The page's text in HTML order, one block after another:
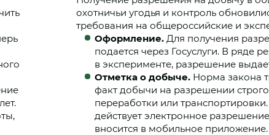
охотничьи угодья и контроль
требования на общероссийские и
Оформление. Для получения
подается через Госуслуги. В ряде
в эксперименте, разрешение
Отметка о добыче. Норма закона
факт добычи на разрешении
переработки или
действует электронное
вносится в мобильное приложение.